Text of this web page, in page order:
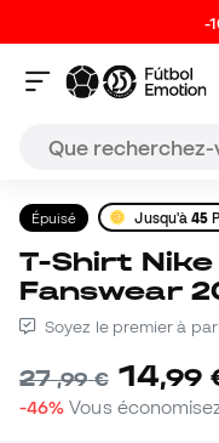
-
Épuisé Jusqu'à45
T-Shirt Nike Enfant PSG
Fanswear
Soyez le premier à
27,99 € 14,99
-46% Vous